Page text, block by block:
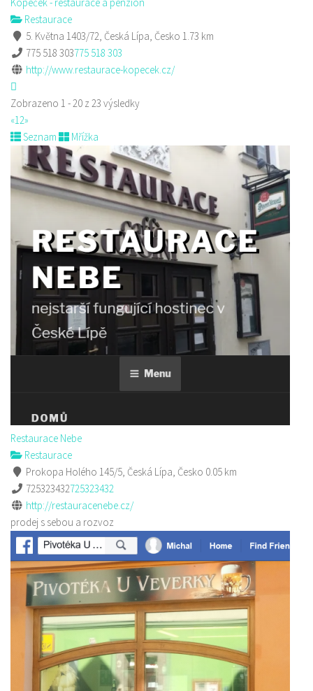
Restaurace
5. Května 1403/72, Česká Lípa, Česko 1.73 km
775 518 303775 518 303
http://www.restaurace-kopecek.cz/
Zobrazeno 1 - 20 z 23 výsledky
«12»
Seznam
Mřížka
Restaurace Nebe
Restaurace
Prokopa Holého 145/5, Česká Lípa, Česko 0.05 km
725323432725323432
http://restauracenebe.cz/
prodej s sebou a rozvoz